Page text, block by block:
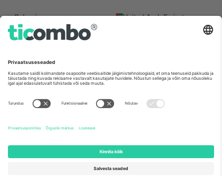
Bulgaria
Regus Sofia City West, bul
Totleben 53-55, 1606 Sofia,
United Arab Emirates
UAE Dubai Silicon Oasis, DDP
Mexico
Av Chapultepec 360, Roma
Norte, Cuauhtémoc, 06700
Ciudad de México, CDMX,
sündmusest ja/või domeenist. Detailide jaoks vaata konkreetse
sündmuse lehte, impressumit ja tingimusi.,
2026 Ticombo. Kõik õigused kaitstud.